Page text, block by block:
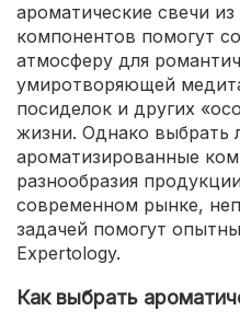
ароматические свечи
компонентов помогут
атмосферу для
умиротворяющей
посиделок и других
жизни. Однако выбрать
ароматизированные
разнообразия
современном рынке,
задачей помогут
Expertology.
Как выбрать